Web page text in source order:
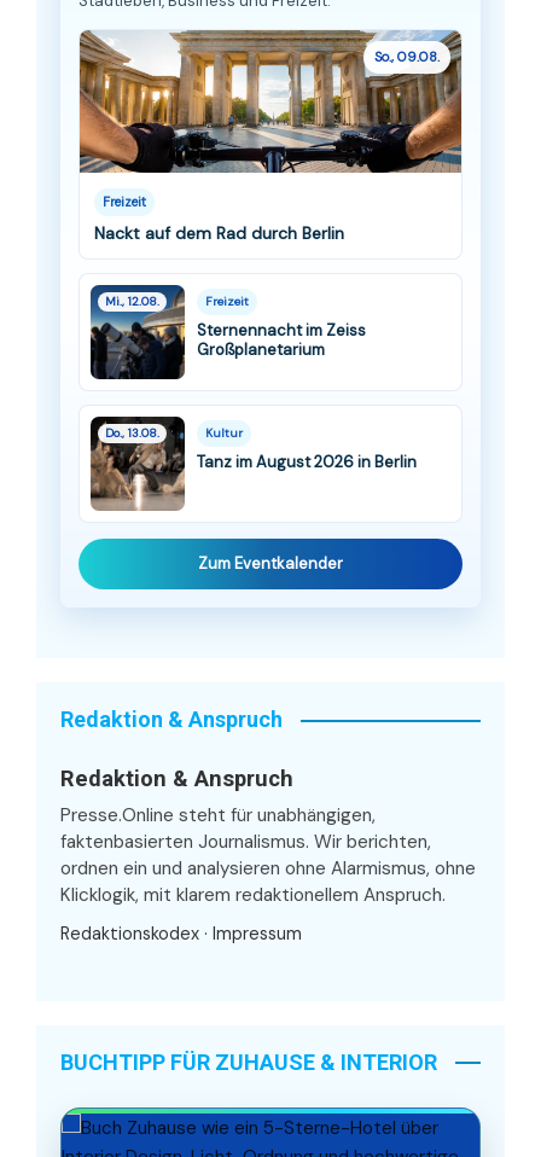
So., 09.08.
Freizeit
Nackt auf dem Rad durch Berlin
Mi., 12.08. Freizeit
Sternennacht im Zeiss
Großplanetarium
Do., 13.08. Kultur
Tanz im August 2026 in Berlin
Zum Eventkalender
Redaktion & Anspruch
Redaktion & Anspruch
Presse.Online steht für unabhängigen,
faktenbasierten Journalismus. Wir berichten,
ordnen ein und analysieren ohne Alarmismus, ohne
Klicklogik, mit klarem redaktionellem Anspruch.
Redaktionskodex · Impressum
BUCHTIPP FÜR ZUHAUSE & INTERIOR